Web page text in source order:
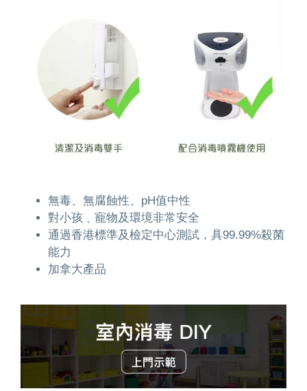
無毒、無腐蝕性、pH值中性
對小孩﹑寵物及環境非常安全
通過香港標準及檢定中心測試，具99.99%殺菌
能力
加拿大產品